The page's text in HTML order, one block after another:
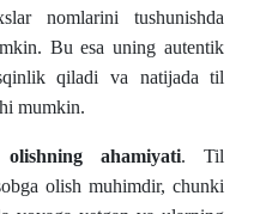
nomlarini tushunishda
Bu esa uning autentik
qiladi va natijada til
mumkin.
ahamiyati. Til
olish muhimdir, chunki